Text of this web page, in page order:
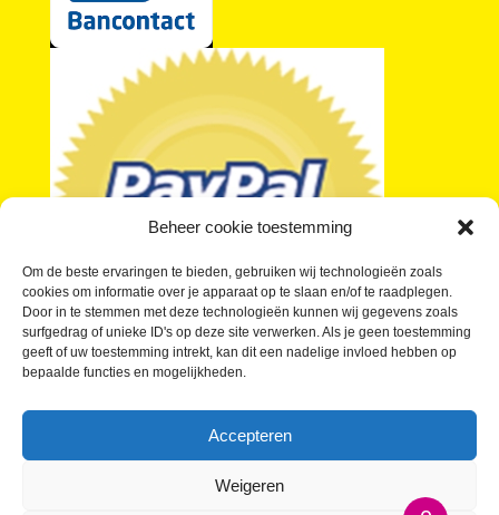
Beheer cookie toestemming
Om de beste ervaringen te bieden, gebruiken wij technologieën zoals
cookies om informatie over je apparaat op te slaan en/of te raadplegen.
Door in te stemmen met deze technologieën kunnen wij gegevens zoals
surfgedrag of unieke ID's op deze site verwerken. Als je geen toestemming
geeft of uw toestemming intrekt, kan dit een nadelige invloed hebben op
bepaalde functies en mogelijkheden.
Accepteren
Weigeren
Wat kosten Kleine Buttons?
Buttons laten maken in kleine oplage
Waar kan ik Kleine Buttons kopen?